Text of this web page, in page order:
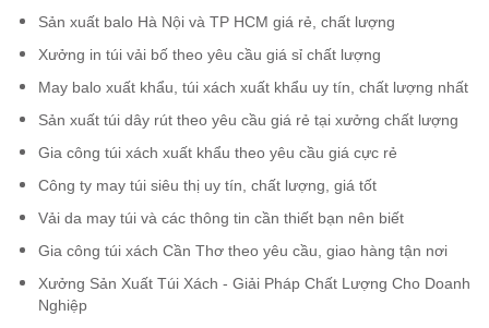
Sản xuất balo Hà Nội và TP HCM giá rẻ, chất lượng
Xưởng in túi vải bố theo yêu cầu giá sỉ chất lượng
May balo xuất khẩu, túi xách xuất khẩu uy tín, chất lượng nhất
Sản xuất túi dây rút theo yêu cầu giá rẻ tại xưởng chất lượng
Gia công túi xách xuất khẩu theo yêu cầu giá cực rẻ
Công ty may túi siêu thị uy tín, chất lượng, giá tốt
Vải da may túi và các thông tin cần thiết bạn nên biết
Gia công túi xách Cần Thơ theo yêu cầu, giao hàng tận nơi
Xưởng Sản Xuất Túi Xách - Giải Pháp Chất Lượng Cho Doanh
Nghiệp